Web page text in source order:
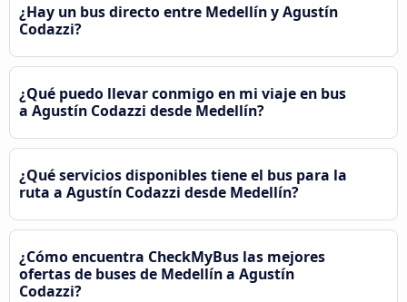
¿Hay un bus directo entre Medellín y Agustín
Codazzi?
¿Qué puedo llevar conmigo en mi viaje en bus
a Agustín Codazzi desde Medellín?
¿Qué servicios disponibles tiene el bus para la
ruta a Agustín Codazzi desde Medellín?
¿Cómo encuentra CheckMyBus las mejores
ofertas de buses de Medellín a Agustín
Codazzi?